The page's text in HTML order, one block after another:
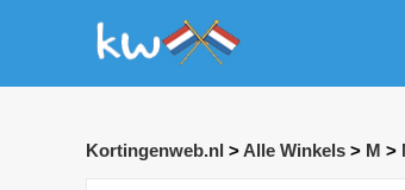
Kortingenweb.nl > Alle Winkels > M >